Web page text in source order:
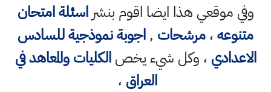
وفي موقعي هذا ايضا اقوم بنشراسئلة امتحان
متنوعه،مرشحات ,اجوبة نموذجية للسادس
الاعدادي ، وكل شيء يخصالكليات والمعاهد في
العراق ،